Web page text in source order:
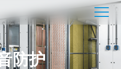
防护